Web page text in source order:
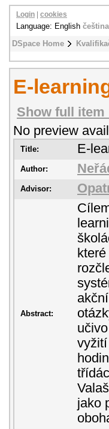
DSpace Home
Login cookies
Language: English čeština
E-
Show full item
No preview
Title: E-
Author:
Advisor:
Abstract:
jako